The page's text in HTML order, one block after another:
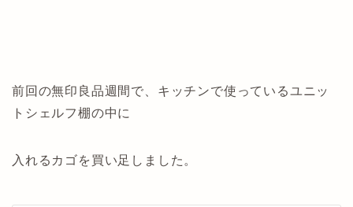
前回の無印良品週間で、キッチンで使っているユニッ
トシェルフ棚の中に
入れるカゴを買い足しました。